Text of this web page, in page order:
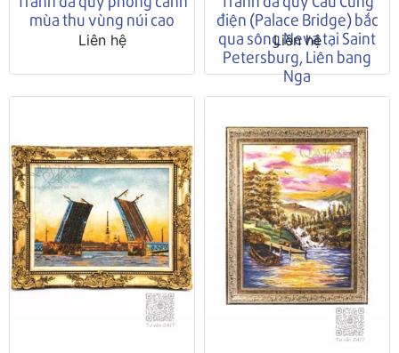
mùa thu vùng núi cao
Liên hệ
điện (Palace Bridge) bắc
qua sông Neva tại Saint
Petersburg, Liên bang
Nga
Liên hệ